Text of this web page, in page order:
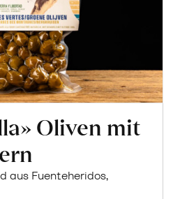
Oliven mit
aus Fuenteheridos,